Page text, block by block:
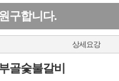
구합니다.
상세요강
골숯불갈비